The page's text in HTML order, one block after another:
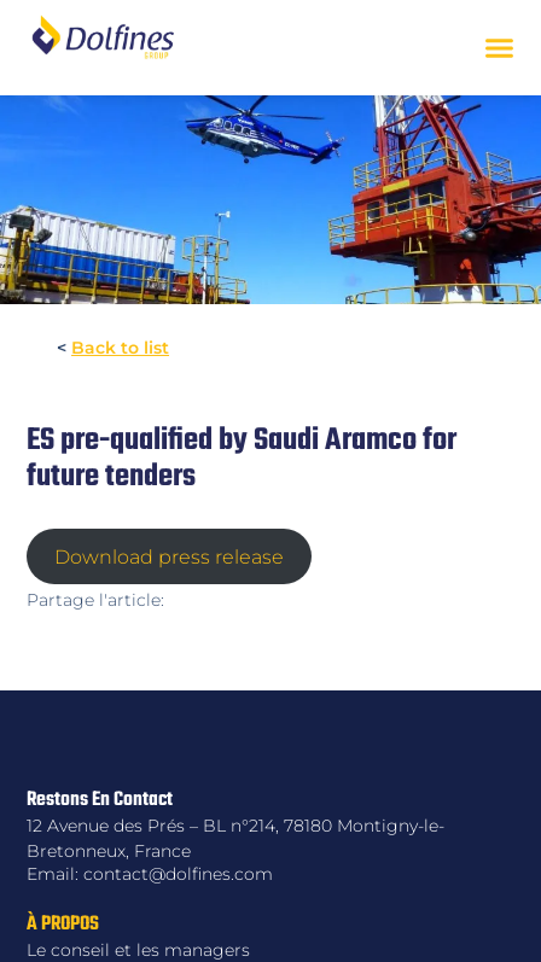
< Back to list
ES pre-qualified by Saudi Aramco for
future tenders
Download press release
Partage l'article:
À PROPOS
Le conseil et les managers
Restons En Contact
12 Avenue des Prés – BL n°214, 78180 Montigny-le-
Bretonneux, France
Email: contact@dolfines.com